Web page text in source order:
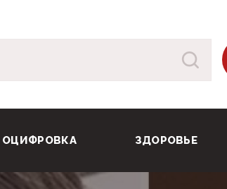
ОЦИФРОВКА ЗДОРОВЬЕ